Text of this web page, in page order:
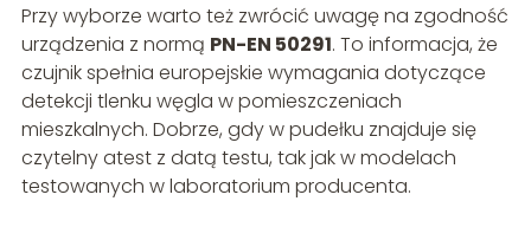
Przy wyborze warto też zwrócić uwagę na zgodność
urządzenia z normą PN-EN 50291. To informacja, że
czujnik spełnia europejskie wymagania dotyczące
detekcji tlenku węgla w pomieszczeniach
mieszkalnych. Dobrze, gdy w pudełku znajduje się
czytelny atest z datą testu, tak jak w modelach
testowanych w laboratorium producenta.